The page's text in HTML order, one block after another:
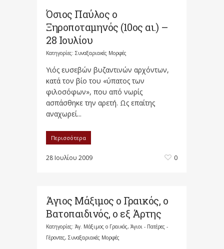
Όσιος Παύλος ο
Ξηροποταμηνός (10ος αι.) –
28 Ιουλίου
Κατηγορίες: Συναξαριακές Μορφές
Υιός ευσεβών βυζαντινών αρχόντων,
κατά τον βίο του «ύπατος των
φιλοσόφων», που από νωρίς
ασπάσθηκε την αρετή. Ως επαίτης
αναχωρεί...
Περισσότερα
28 Ιουλίου 2009 0
Άγιος Μάξιμος ο Γραικός, ο
Βατοπαιδινός, ο εξ Άρτης
Κατηγορίες: Άγ. Μάξιμος ο Γραικός, Άγιοι - Πατέρες -
Γέροντες, Συναξαριακές Μορφές